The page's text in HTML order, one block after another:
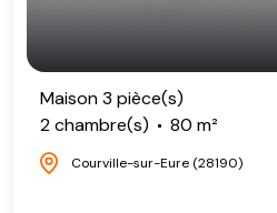
Maison 3 pièce(s)
2 chambre(s)
80 m²
Courville-sur-Eure (28190)